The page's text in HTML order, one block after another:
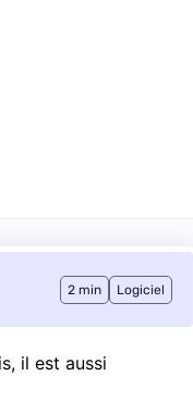
2 min Logiciel
il est aussi